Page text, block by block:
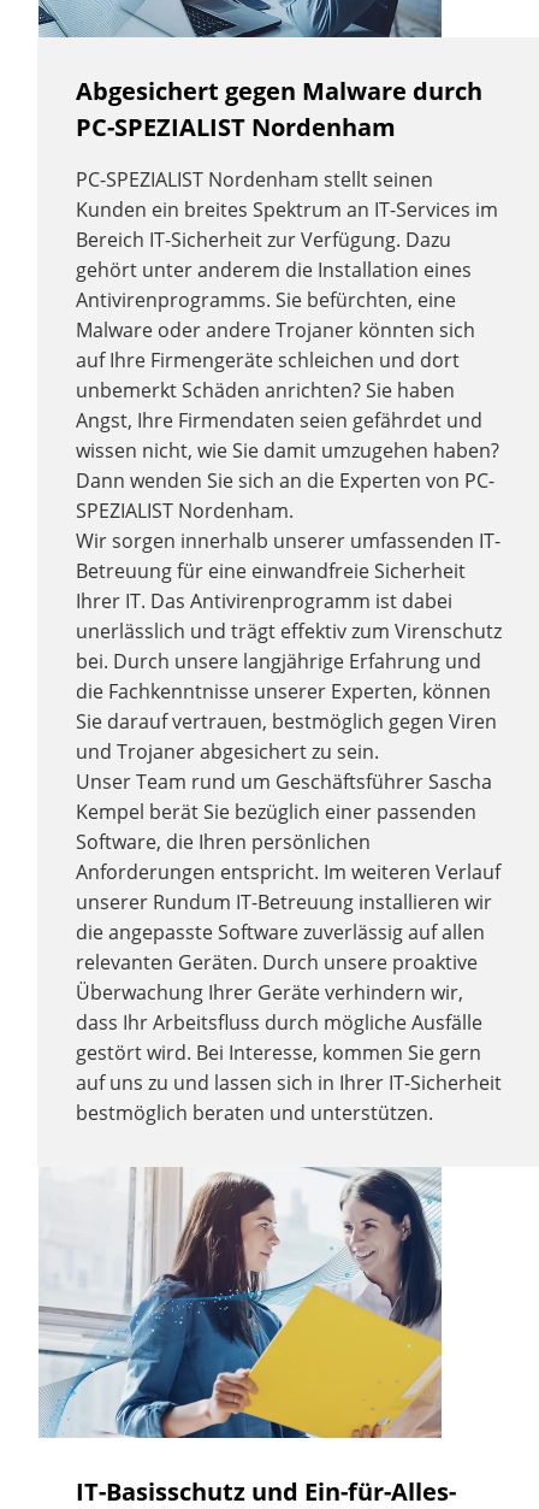
Abgesichert gegen Malware durch
PC-SPEZIALIST Nordenham
PC-SPEZIALIST Nordenham stellt seinen
Kunden ein breites Spektrum an IT-Services im
Bereich IT-Sicherheit zur Verfügung. Dazu
gehört unter anderem die Installation eines
Antivirenprogramms. Sie befürchten, eine
Malware oder andere Trojaner könnten sich
auf Ihre Firmengeräte schleichen und dort
unbemerkt Schäden anrichten? Sie haben
Angst, Ihre Firmendaten seien gefährdet und
wissen nicht, wie Sie damit umzugehen haben?
Dann wenden Sie sich an die Experten von PC-
SPEZIALIST Nordenham.
Wir sorgen innerhalb unserer umfassenden IT-
Betreuung für eine einwandfreie Sicherheit
Ihrer IT. Das Antivirenprogramm ist dabei
unerlässlich und trägt effektiv zum Virenschutz
bei. Durch unsere langjährige Erfahrung und
die Fachkenntnisse unserer Experten, können
Sie darauf vertrauen, bestmöglich gegen Viren
und Trojaner abgesichert zu sein.
Unser Team rund um Geschäftsführer Sascha
Kempel berät Sie bezüglich einer passenden
Software, die Ihren persönlichen
Anforderungen entspricht. Im weiteren Verlauf
unserer Rundum IT-Betreuung installieren wir
die angepasste Software zuverlässig auf allen
relevanten Geräten. Durch unsere proaktive
Überwachung Ihrer Geräte verhindern wir,
dass Ihr Arbeitsfluss durch mögliche Ausfälle
gestört wird. Bei Interesse, kommen Sie gern
auf uns zu und lassen sich in Ihrer IT-Sicherheit
bestmöglich beraten und unterstützen.
IT-Basisschutz und Ein-für-Alles-